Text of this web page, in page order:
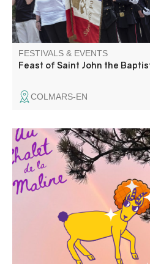
FESTIVALS & EVENTS
Feast of Saint John the
COLMARS-EN
Venez passer une bonne soirée
Maline avec DJ Uman ! Nous